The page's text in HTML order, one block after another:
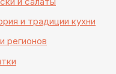
и традиции кухни
регионов